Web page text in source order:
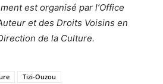
est organisé par l’Office
et des Droits Voisins en
de la Culture.
Tizi-Ouzou